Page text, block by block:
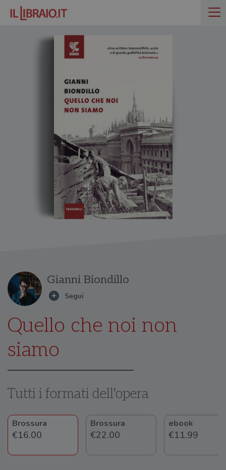
Gianni Biondillo
Quello che noi non
siamo
Tutti i formati dell'opera
Brossura
€16.00
Brossura
€22.00
ebook
€11.99